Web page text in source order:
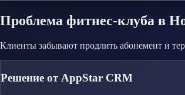
Проблема фитнес-клуба в
Клиенты забывают продлить абонемент и
Решение от AppStar CRM